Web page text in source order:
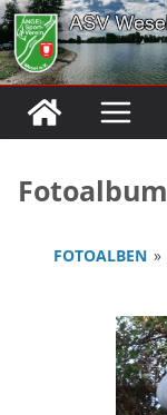
Zum
Inhalt
springen
Fotoalbum
FOTOALBEN »